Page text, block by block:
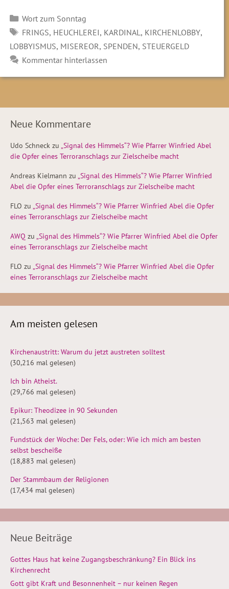
Kategorien
Wort zum Sonntag
SCHLAGWÖRTER
FRINGS, HEUCHLEREI, KARDINAL , KIRCHENLOBBY,
LOBBYISMUS, MISEREOR, SPENDEN, STEUERGELD
Kommentar hinterlassen
Neue Kommentare
Udo Schneck zu „Signal des Himmels“? Wie Pfarrer Winfried Abel
die Opfer eines Terroranschlags zur Zielscheibe macht
Andreas Kielmann zu „Signal des Himmels“? Wie Pfarrer Winfried
Abel die Opfer eines Terroranschlags zur Zielscheibe macht
FLO zu „Signal des Himmels“? Wie Pfarrer Winfried Abel die Opfer
eines Terroranschlags zur Zielscheibe macht
AWQ zu „Signal des Himmels“? Wie Pfarrer Winfried Abel die Opfer
eines Terroranschlags zur Zielscheibe macht
FLO zu „Signal des Himmels“? Wie Pfarrer Winfried Abel die Opfer
eines Terroranschlags zur Zielscheibe macht
Am meisten gelesen
Kirchenaustritt: Warum du jetzt austreten solltest
(30,216 mal gelesen)
Ich bin Atheist.
(29,766 mal gelesen)
Epikur: Theodizee in 90 Sekunden
(21,563 mal gelesen)
Fundstück der Woche: Der Fels, oder: Wie ich mich am besten
selbst bescheiße
(18,883 mal gelesen)
Der Stammbaum der Religionen
(17,434 mal gelesen)
Neue Beiträge
Gottes Haus hat keine Zugangsbeschränkung? Ein Blick ins
Kirchenrecht
Gott gibt Kraft und Besonnenheit – nur keinen Regen